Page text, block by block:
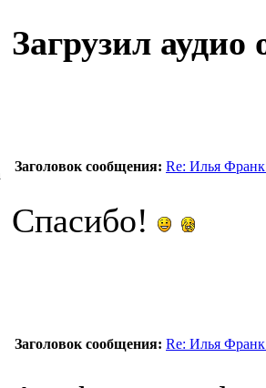
Загрузил
Заголовок сообщения: Re: Илья
Спасибо!
Заголовок сообщения: Re: Илья